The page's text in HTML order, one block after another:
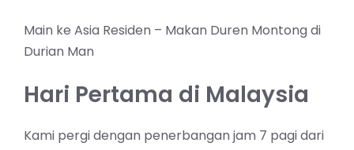
Main ke Asia Residen – Makan Duren Montong di
Durian Man
Hari Pertama di Malaysia
Kami pergi dengan penerbangan jam 7 pagi dari